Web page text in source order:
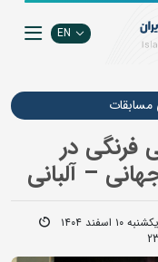
EN
مسابقات
فرنگی در
– آلبانی
یکشنبه ۱۰ اسفند ۱۴۰۴